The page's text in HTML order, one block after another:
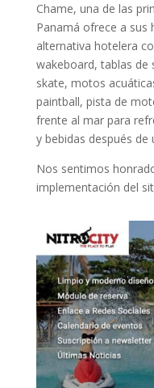
Chame, una de las
Panamá ofrece a sus
alternativa hotelera
wakeboard, tablas de
skate, motos
paintball, pista de
frente al mar para
y bebidas después de
Nos sentimos
implementación del